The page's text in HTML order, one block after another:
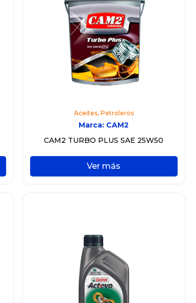
Aceites, Petroleros
Marca: CAM2
CAM2 TURBO PLUS SAE 25W50
Ver más